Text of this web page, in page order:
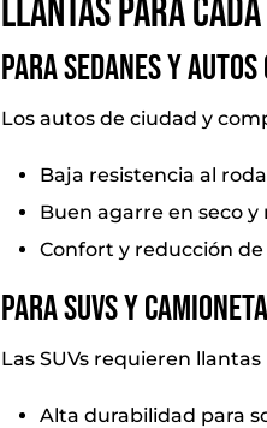
Llantas para
Para sedanes y
Los autos de ciudad y
Baja resistencia al
Buen agarre en seco
Confort y reducción
Para SUVs y
Las SUVs requieren
Alta durabilidad para